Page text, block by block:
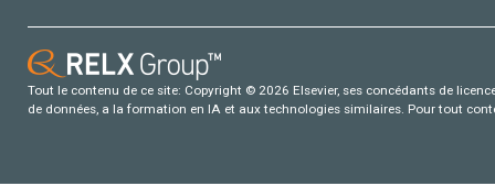
Tout le contenu de ce site: Copyright © 2026 Elsevier, ses concédants de
de données, a la formation en IA et aux technologies similaires. Pour tout